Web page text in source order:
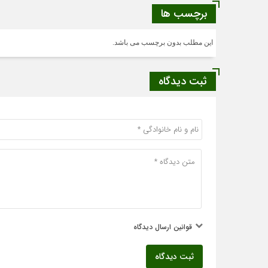
برچسب ها
این مطلب بدون برچسب می باشد.
ثبت دیدگاه
قوانین ارسال دیدگاه
ثبت دیدگاه